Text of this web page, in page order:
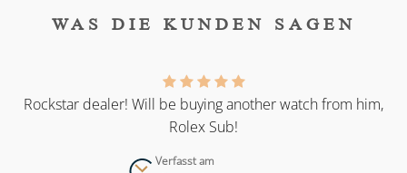
WAS DIE KUNDEN SAGEN
Rockstar dealer! Will be buying another watch from him,
Rolex Sub!
Verfasst am